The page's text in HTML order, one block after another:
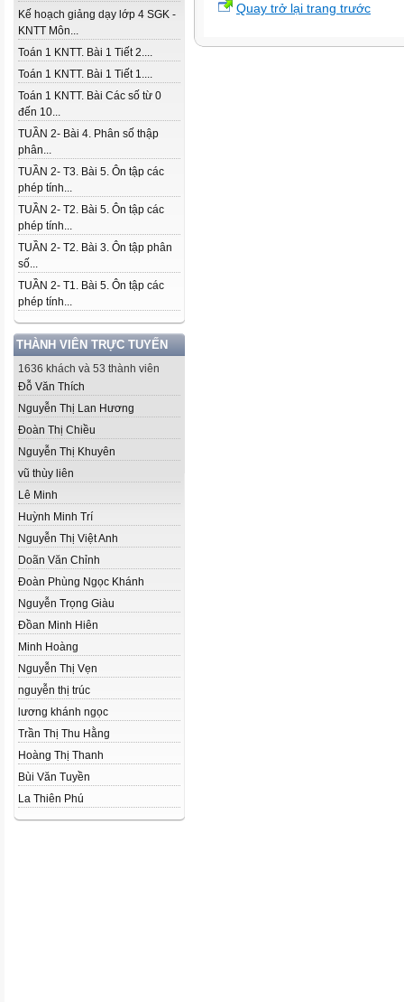
Kế hoạch giảng dạy lớp 4 SGK -
KNTT Môn...
Toán 1 KNTT. Bài 1 Tiết 2....
Toán 1 KNTT. Bài 1 Tiết 1....
Toán 1 KNTT. Bài Các số từ 0
đến 10...
TUẦN 2- Bài 4. Phân số thập
phân...
TUẦN 2- T3. Bài 5. Ôn tập các
phép tính...
TUẦN 2- T2. Bài 5. Ôn tập các
phép tính...
TUẦN 2- T2. Bài 3. Ôn tập phân
số...
TUẦN 2- T1. Bài 5. Ôn tập các
phép tính...
THÀNH VIÊN TRỰC TUYẾN
1636 khách và 53 thành viên
Đỗ Văn Thích
Nguyễn Thị Lan Hương
Đoàn Thị Chiều
Nguyễn Thị Khuyên
vũ thùy liên
Lê Minh
Huỳnh Minh Trí
Nguyễn Thị Việt Anh
Doãn Văn Chỉnh
Đoàn Phùng Ngọc Khánh
Nguyễn Trọng Giàu
Đồan Minh Hiên
Minh Hoàng
Nguyễn Thị Vẹn
nguyễn thị trúc
lương khánh ngọc
Trần Thị Thu Hằng
Hoàng Thị Thanh
Bùi Văn Tuyền
La Thiên Phú
Quay trở lại trang trước